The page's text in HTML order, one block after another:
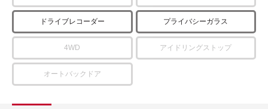
ドライブレコーダー プライバシーガラス
4WD アイドリングストップ
オートバックドア